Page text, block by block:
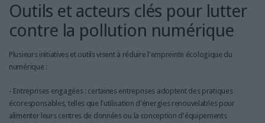
Outils et acteurs clés pour lutter
contre la pollution numérique
Plusieurs initiatives et outils visent à réduire l'empreinte écologique du
numérique :
- Entreprises engagées : certaines entreprises adoptent des pratiques
écoresponsables, telles que l'utilisation d'énergies renouvelables pour
alimenter leurs centres de données ou la conception d'équipements